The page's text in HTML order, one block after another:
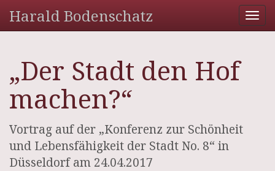
Harald Bodenschatz
„Der Stadt den Hof
machen?“
Vortrag auf der „Konferenz zur Schönheit
und Lebensfähigkeit der Stadt No. 8“ in
Düsseldorf am 24.04.2017